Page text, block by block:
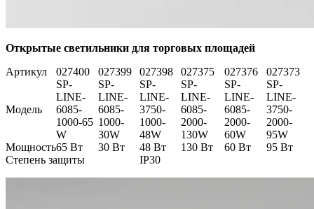
Открытые светильники для торговых площадей
Артикул
027400 027399 027398 027375 027376 027373
Модель
SP-
LINE-
6085-
1000-65
W
SP-
LINE-
6085-
1000-
30W
SP-
LINE-
3750-
1000-
48W
SP-
LINE-
6085-
2000-
130W
SP-
LINE-
6085-
2000-
60W
SP-
LINE-
3750-
2000-
95W
Мощность65 Вт 30 Вт 48 Вт 130 Вт 60 Вт
95 Вт
Степень защиты
IP30